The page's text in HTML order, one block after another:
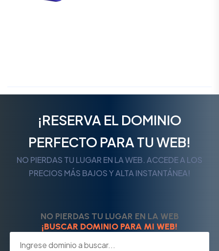
¡RESERVA EL DOMINIO
PERFECTO PARA TU WEB!
NO PIERDAS TU LUGAR EN LA WEB. ACCEDE A LOS
PRECIOS MÁS BAJOS Y ALTA INSTANTÁNEA!
NO PIERDAS TU LUGAR EN LA WEB
¡BUSCAR DOMINIO PARA MI WEB!